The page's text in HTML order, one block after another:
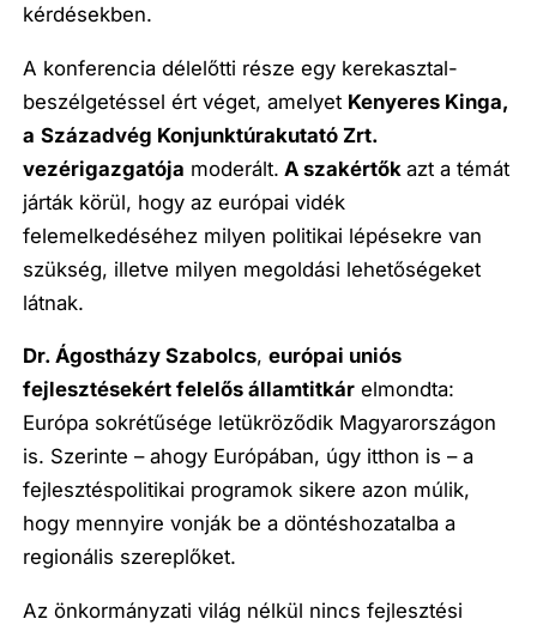
kérdésekben.
A konferencia délelőtti része egy kerekasztal-
beszélgetéssel ért véget, amelyet Kenyeres Kinga,
a Századvég Konjunktúrakutató Zrt.
vezérigazgatója moderált. A szakértőkazt a témát
járták körül, hogy az európai vidék
felemelkedéséhez milyen politikai lépésekre van
szükség, illetve milyen megoldási lehetőségeket
látnak.
Dr. Ágostházy Szabolcs,európai uniós
fejlesztésekért felelős államtitkár elmondta:
Európa sokrétűsége letükröződik Magyarországon
is. Szerinte – ahogy Európában, úgy itthon is – a
fejlesztéspolitikai programok sikere azon múlik,
hogy mennyire vonják be a döntéshozatalba a
regionális szereplőket.
Az önkormányzati világ nélkül nincs fejlesztési